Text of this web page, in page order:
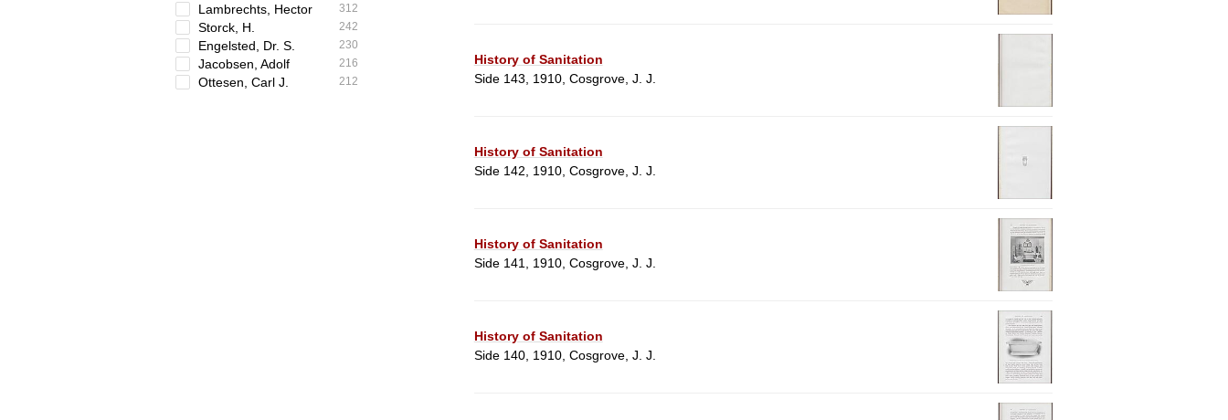
Lambrechts, Hector 312
Storck, H. 242
Engelsted, Dr. S. 230
Jacobsen, Adolf 216
Ottesen, Carl J. 212
History of Sanitation
Side 143, 1910, Cosgrove, J. J.
History of Sanitation
Side 142, 1910, Cosgrove, J. J.
History of Sanitation
Side 141, 1910, Cosgrove, J. J.
History of Sanitation
Side 140, 1910, Cosgrove, J. J.